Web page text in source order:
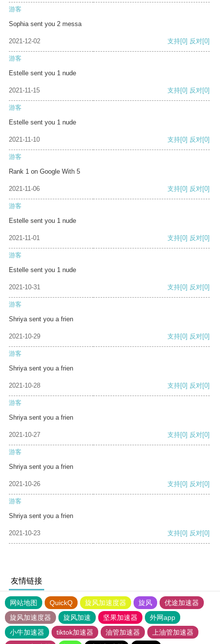
游客
Sophia sent you 2 messa
2021-12-02 支持[0] 反对[0]
游客
Estelle sent you 1 nude
2021-11-15 支持[0] 反对[0]
游客
Estelle sent you 1 nude
2021-11-10 支持[0] 反对[0]
游客
Rank 1 on Google With 5
2021-11-06 支持[0] 反对[0]
游客
Estelle sent you 1 nude
2021-11-01 支持[0] 反对[0]
游客
Estelle sent you 1 nude
2021-10-31 支持[0] 反对[0]
游客
Shriya sent you a frien
2021-10-29 支持[0] 反对[0]
游客
Shriya sent you a frien
2021-10-28 支持[0] 反对[0]
游客
Shriya sent you a frien
2021-10-27 支持[0] 反对[0]
游客
Shriya sent you a frien
2021-10-26 支持[0] 反对[0]
游客
Shriya sent you a frien
2021-10-23 支持[0] 反对[0]
友情链接
网站地图 QuickQ 旋风加速度器 旋风
优途加速器
旋风加速度器
旋风加速 坚果加速器
外网app
小牛加速器
tiktok加速器 油管加速器
上油管加速器